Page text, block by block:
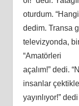
oturdum.
dedim. Transa
televizyonda,
“Amatörleri
açalım!” dedi.
insanlar
yayınlıyor!”